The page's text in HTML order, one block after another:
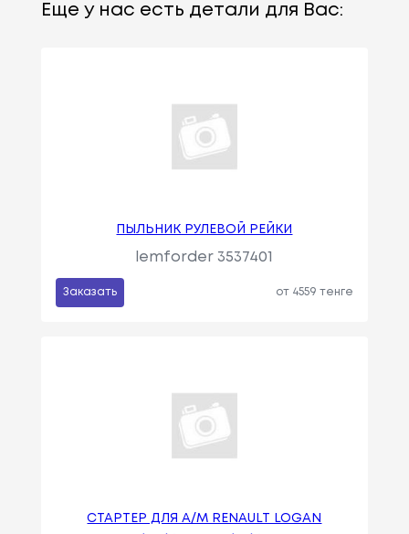
Еще у нас есть детали для Вас:
ПЫЛЬНИК РУЛЕВОЙ РЕЙКИ
lemforder 3537401
Заказать от 4559 тенге
СТАРТЕР ДЛЯ А/М RENAULT LOGAN